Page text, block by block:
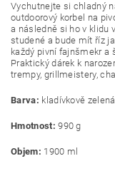
Vychutnejte si chladný
outdoorový korbel na
a následně si ho v klidu
studené a bude mít říz
každý pivní fajnšmekr a
Praktický dárek k
trempy, grillmeistery,
Barva: kladívkově
Hmotnost: 990 g
Objem: 1900 ml